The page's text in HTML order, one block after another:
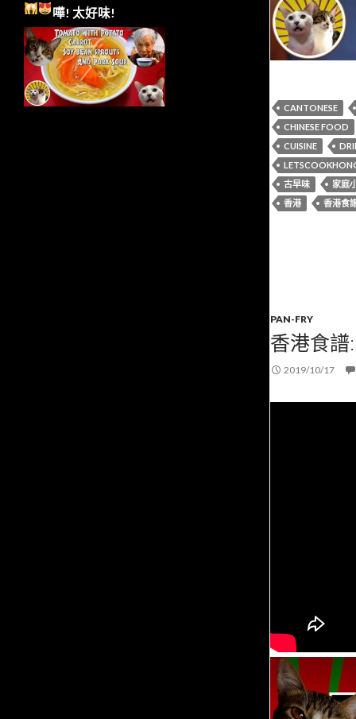
CANTONESE
CHINESE FOOD
CUISINE
古早味
家庭
香港
香港食
PAN-FRY
香港食譜
2019/10/17
嘩! 太好味!